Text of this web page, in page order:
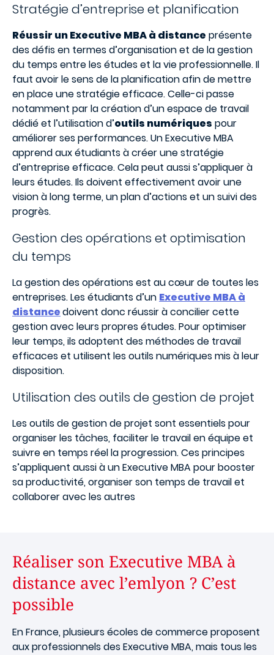
Stratégie d’entreprise et planification
Réussir un Executive MBA à distance présente
des défis en termes d’organisation et de la gestion
du temps entre les études et la vie professionnelle. Il
faut avoir le sens de la planification afin de mettre
en place une stratégie efficace. Celle-ci passe
notamment par la création d’un espace de travail
dédié et l’utilisation d’outils numériques pour
améliorer ses performances.Un Executive MBA
apprend aux étudiants à créer une stratégie
d’entreprise efficace. Cela peut aussi s’appliquer à
leurs études. Ils doivent effectivement avoir une
vision à long terme, un plan d’actions et un suivi des
progrès.
Gestion des opérations et optimisation
du temps
La gestion des opérations est au cœur de toutes les
entreprises. Les étudiants d’un Executive MBA à
distancedoivent donc réussir à concilier cette
gestion avec leurs propres études. Pour optimiser
leur temps, ils adoptent des méthodes de travail
efficaces et utilisent les outils numériques mis à leur
disposition.
Utilisation des outils de gestion de projet
Les outils de gestion de projet sont essentiels pour
organiser les tâches, faciliter le travail en équipe et
suivre en temps réel la progression. Ces principes
s’appliquent aussi à un Executive MBA pour booster
sa productivité, organiser son temps de travail et
collaborer avec les autres
Réaliser son Executive MBA à
distance avec l’emlyon ? C’est
possible
En France, plusieurs écoles de commerce proposent
aux professionnels des Executive MBA, mais tous les